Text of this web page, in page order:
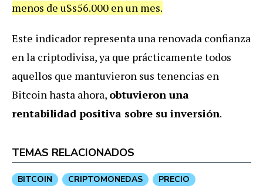
menos de u$s56.000 en un mes.
Este indicador representa una renovada confianza
en la criptodivisa, ya que prácticamente todos
aquellos que mantuvieron sus tenencias en
Bitcoin hasta ahora, obtuvieron una
rentabilidad positiva sobre su inversión.
TEMAS RELACIONADOS
BITCOIN CRIPTOMONEDAS PRECIO